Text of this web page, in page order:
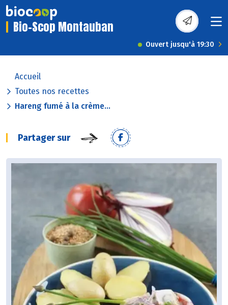
Bio-Scop Montauban
Ouvert jusqu'à 19:30
Accueil
Toutes nos recettes
Hareng fumé à la crème...
Partager sur